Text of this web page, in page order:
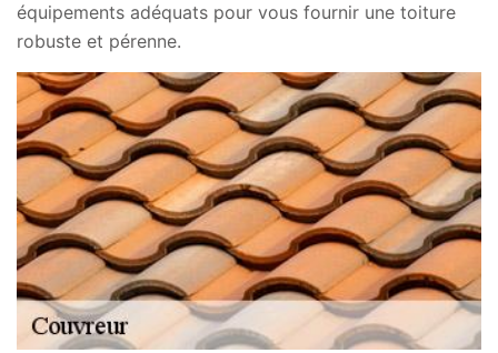
équipements adéquats pour vous fournir une toiture
robuste et pérenne.